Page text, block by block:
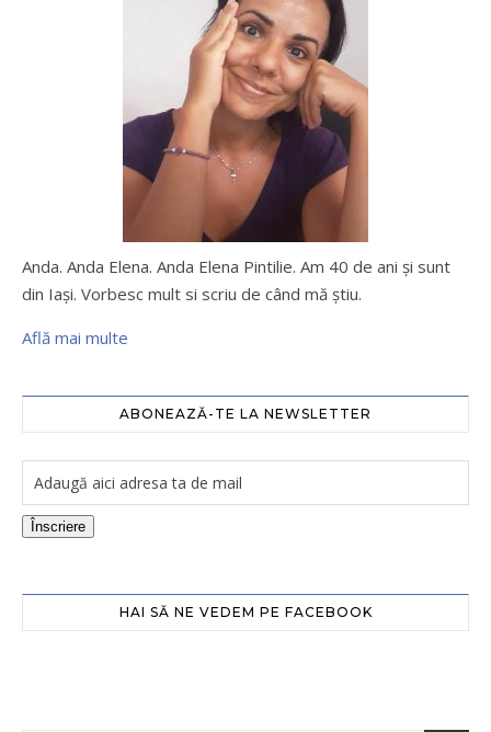
Anda. Anda Elena. Anda Elena Pintilie. Am 40 de ani şi sunt
din Iaşi. Vorbesc mult si scriu de când mă ştiu.
Află mai multe
ABONEAZĂ-TE LA NEWSLETTER
Înscriere
HAI SĂ NE VEDEM PE FACEBOOK